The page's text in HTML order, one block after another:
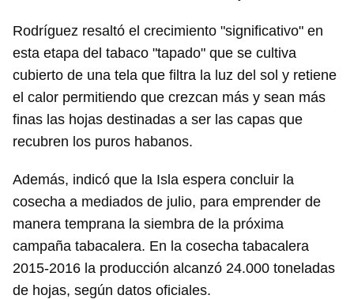
Rodríguez resaltó el crecimiento "significativo" en
esta etapa del tabaco "tapado" que se cultiva
cubierto de una tela que filtra la luz del sol y retiene
el calor permitiendo que crezcan más y sean más
finas las hojas destinadas a ser las capas que
recubren los puros habanos.
Además, indicó que la Isla espera concluir la
cosecha a mediados de julio, para emprender de
manera temprana la siembra de la próxima
campaña tabacalera. En la cosecha tabacalera
2015-2016 la producción alcanzó 24.000 toneladas
de hojas, según datos oficiales.